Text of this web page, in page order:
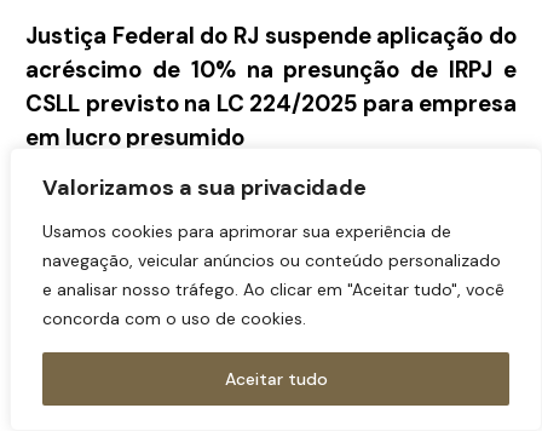
Valorizamos a sua privacidade
Usamos cookies para aprimorar sua experiência de
navegação, veicular anúncios ou conteúdo personalizado
e analisar nosso tráfego. Ao clicar em "Aceitar tudo", você
concorda com o uso de cookies.
Aceitar tudo
Justiça Federal do RJ suspende aplicação do
acréscimo de 10% na presunção de IRPJ e
CSLL previsto na LC 224/2025 para empresa
em lucro presumido
impetrado por pessoa jurídica optante pelo lucro
nos percentuais de presunção do IRPJ e da CSLL,
introduzido pela LC nº 224/25 e por atos infralegais. A
juíza federal reconheceu a plausibilidade da tese
segundo a qual o lucro presumido não possui natureza
constitui técnica legal de determinação da base de
cálculo prevista no art. 44 do CTN, comparável a
outras formas de presunção admitidas pelo sistema,